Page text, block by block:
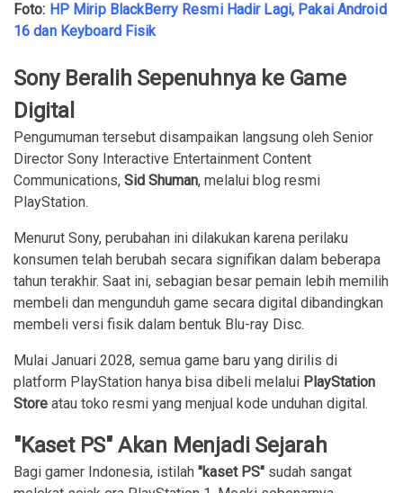
Foto: HP Mirip BlackBerry Resmi Hadir Lagi, Pakai Android
16 dan Keyboard Fisik
Sony Beralih Sepenuhnya ke Game
Digital
Pengumuman tersebut disampaikan langsung oleh Senior
Director Sony Interactive Entertainment Content
Communications, Sid Shuman, melalui blog resmi
PlayStation.
Menurut Sony, perubahan ini dilakukan karena perilaku
konsumen telah berubah secara signifikan dalam beberapa
tahun terakhir. Saat ini, sebagian besar pemain lebih memilih
membeli dan mengunduh game secara digital dibandingkan
membeli versi fisik dalam bentuk Blu-ray Disc.
Mulai Januari 2028, semua game baru yang dirilis di
platform PlayStation hanya bisa dibeli melalui PlayStation
Store atau toko resmi yang menjual kode unduhan digital.
"Kaset PS" Akan Menjadi Sejarah
Bagi gamer Indonesia, istilah "kaset PS" sudah sangat